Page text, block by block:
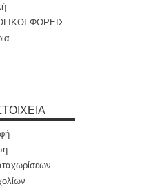
ΦΟΡΕΙΣ